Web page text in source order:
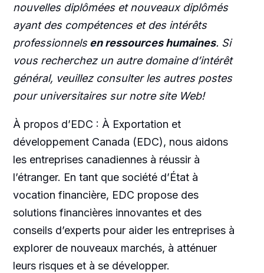
nouvelles diplômées et nouveaux diplômés
ayant des compétences et des intérêts
professionnelsen ressources humaines. Si
vous recherchez un autre domaine d’intérêt
général, veuillez consulter les autres postes
pour universitaires sur notre site Web!
À propos d’EDC : À Exportation et
développement Canada (EDC), nous aidons
les entreprises canadiennes à réussir à
l’étranger. En tant que société d’État à
vocation financière, EDC propose des
solutions financières innovantes et des
conseils d’experts pour aider les entreprises à
explorer de nouveaux marchés, à atténuer
leurs risques et à se développer.